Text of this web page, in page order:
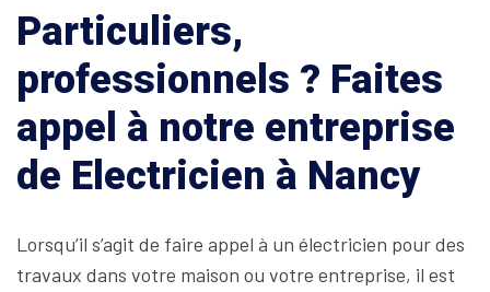
Particuliers,
professionnels ? Faites
appel à notre entreprise
de Electricien à Nancy
Lorsqu’il s’agit de faire appel à un électricien pour des
travaux dans votre maison ou votre entreprise, il est